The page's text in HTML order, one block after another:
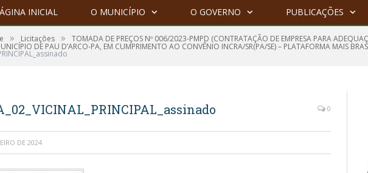
INICIAL O MUNICÍPIO O GOVERNO PUBLICAÇÕES
» Licitações » TOMADA DE PREÇOS Nº 006/2023-PMPD (CONTRATAÇÃO DE EMPRESA PARA
DE PAU D’ARCO-PA, EM CUMPRIMENTO AO CONVÊNIO INCRA/SR(PA/SE) – PLATAFORMA MAIS
0
DE 2024